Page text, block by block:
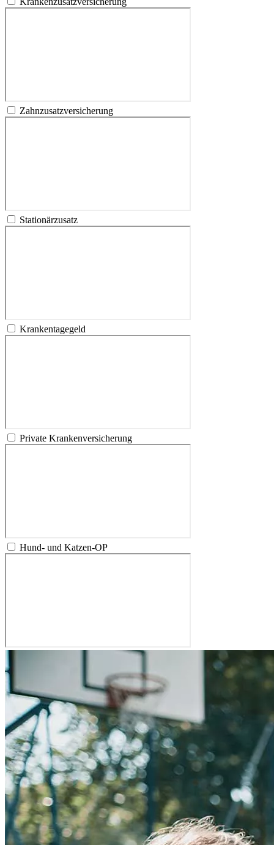
Zahnzusatzversicherung
Stationärzusatz
Krankentagegeld
Private Krankenversicherung
Hund- und Katzen-OP